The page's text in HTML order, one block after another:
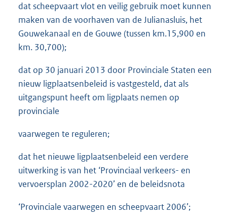
dat scheepvaart vlot en veilig gebruik moet kunnen
maken van de voorhaven van de Julianasluis, het
Gouwekanaal en de Gouwe (tussen km.15,900 en
km. 30,700);
dat op 30 januari 2013 door Provinciale Staten een
nieuw ligplaatsenbeleid is vastgesteld, dat als
uitgangspunt heeft om ligplaats nemen op
provinciale
vaarwegen te reguleren;
dat het nieuwe ligplaatsenbeleid een verdere
uitwerking is van het ‘Provinciaal verkeers- en
vervoersplan 2002-2020’ en de beleidsnota
‘Provinciale vaarwegen en scheepvaart 2006’;